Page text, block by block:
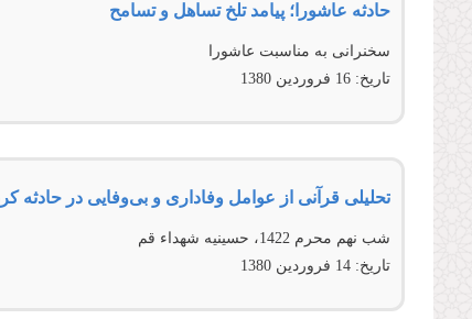
حادثه عاشورا؛ پيامد تلخ تساهل و تسامح
سخنرانی به مناسبت عاشورا
تاریخ: 16 فروردين 1380
تحلیلی قرآنی از عوامل وفاداری و بی‌وفایی در حادثه
شب نهم محرم 1422، حسينیه شهداء قم
تاریخ: 14 فروردين 1380